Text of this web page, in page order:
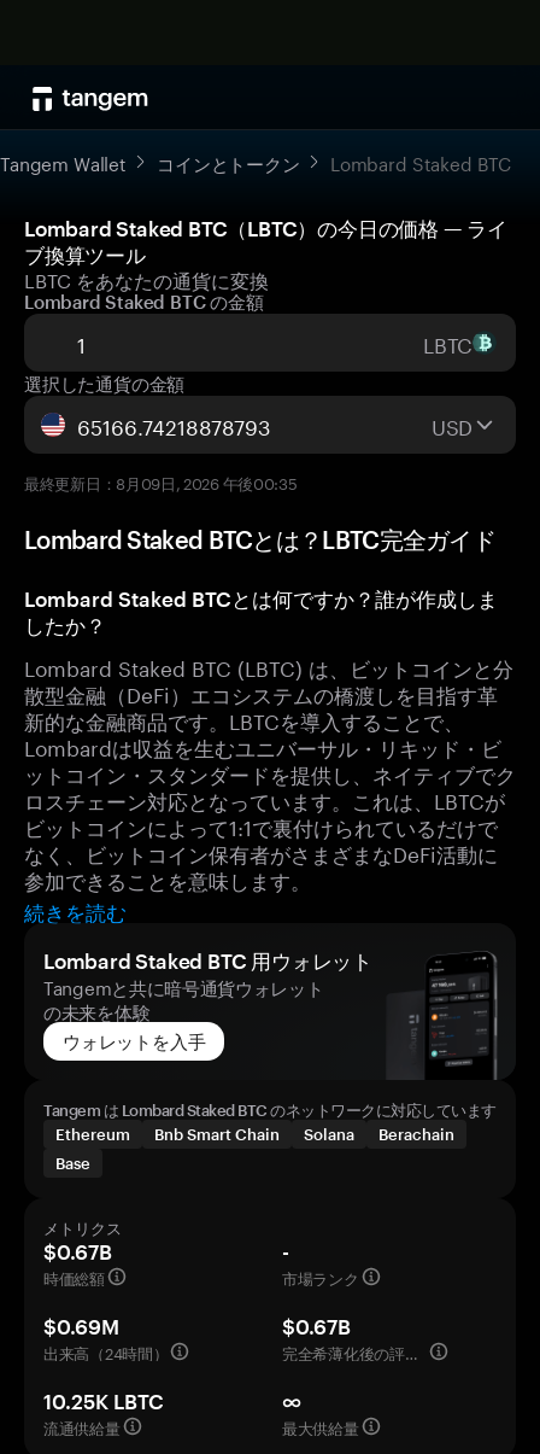
Tangem Wallet コインとトークン Lombard Staked BTC
Lombard Staked BTC（LBTC）の今日の価格 — ライ
ブ換算ツール
LBTC をあなたの通貨に変換
Lombard Staked BTC の金額
LBTC
選択した通貨の金額
USD
最終更新日：8月09日, 2026 午後00:35
Lombard Staked BTCとは？LBTC完全ガイド
Lombard Staked BTCとは何ですか？誰が作成しま
したか？
Lombard Staked BTC (LBTC) は、ビットコインと分
散型金融（DeFi）エコシステムの橋渡しを目指す革
新的な金融商品です。LBTCを導入することで、
Lombardは収益を生むユニバーサル・リキッド・ビ
ットコイン・スタンダードを提供し、ネイティブでク
ロスチェーン対応となっています。これは、LBTCが
ビットコインによって1:1で裏付けられているだけで
なく、ビットコイン保有者がさまざまなDeFi活動に
参加できることを意味します。
続きを読む
Lombard Staked BTC 用ウォレット
Tangemと共に暗号通貨ウォレット
の未来を体験
ウォレットを入手
Tangem は Lombard Staked BTC のネットワークに対応しています
Ethereum
Bnb Smart Chain Solana
Berachain
Base
メトリクス
$0.67B
時価総額
-
市場ランク
$0.69M
出来高（24時間）
$0.67B
完全希薄化後の評価額
10.25K LBTC
流通供給量
∞
最大供給量